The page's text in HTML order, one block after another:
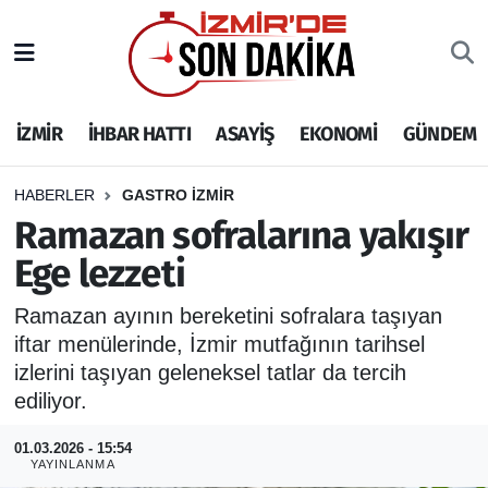
İZMİR İHBAR HATTI ASAYİŞ EKONOMİ GÜNDEM
HABERLER GASTRO İZMİR
Ramazan sofralarına yakışır
Ege lezzeti
Ramazan ayının bereketini sofralara taşıyan
iftar menülerinde, İzmir mutfağının tarihsel
izlerini taşıyan geleneksel tatlar da tercih
ediliyor.
01.03.2026 - 15:54
YAYINLANMA
İHBAR HATTI
DEPREM
GENEL
SİYASET
SPOR
ASAYİŞ
İzmir Nöbetçi Eczaneler
İzmir Hava Durumu
İzmir Namaz Vakitleri
İzmir Trafik Yoğunluk Haritası
Puan Durumu ve Fikstür
Tüm Manşetler
Son Dakika Haberleri
Haber Arşivi